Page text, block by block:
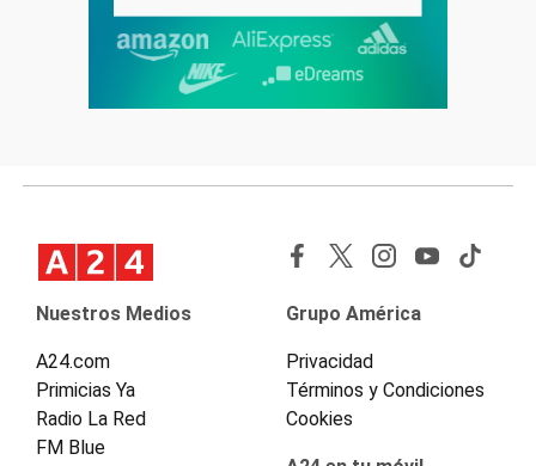
Nuestros Medios
A24.com
Primicias Ya
Radio La Red
FM Blue
Grupo América
Privacidad
Términos y Condiciones
Cookies